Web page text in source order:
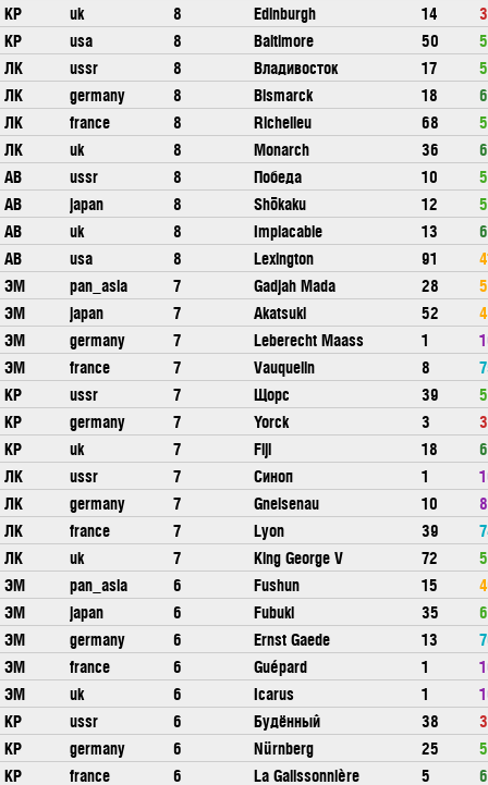
КР
uk 8 Edinburgh 14
КР
usa 8 Baltimore 50
ЛК
ussr 8 Владивосток 17
ЛК
germany 8 Bismarck 18
ЛК
france 8 Richelieu 68
ЛК
uk 8 Monarch 36
АВ
ussr 8 Победа 10
АВ
japan 8 Shōkaku 12
АВ
uk 8 Implacable 13
АВ
usa 8 Lexington 91
ЭМ
pan_asia 7 Gadjah Mada 28
ЭМ
japan 7 Akatsuki 52
ЭМ
germany 7 Leberecht Maass 1
ЭМ
france 7 Vauquelin 8
КР
ussr 7 Щорс 39
КР
germany 7 Yorck 3
КР
uk 7 Fiji 18
ЛК
ussr 7 Синоп 1
ЛК
germany 7 Gneisenau 10
ЛК
france 7 Lyon 39
ЛК
uk 7 King George V 72
ЭМ
pan_asia 6 Fushun 15
ЭМ
japan 6 Fubuki 35
ЭМ
germany 6 Ernst Gaede 13
ЭМ
france 6 Guépard 1
ЭМ
uk 6 Icarus 1
КР
ussr 6 Будённый 38
КР
germany 6 Nürnberg 25
КР
france 6 La Galissonnière 5